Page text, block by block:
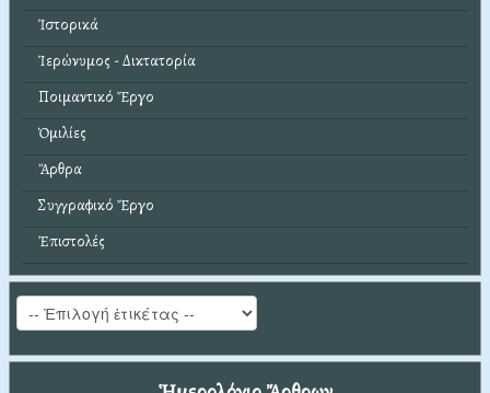
Ἱστορικά
Ἱερώνυμος - Δικτατορία
Ποιμαντικό Ἔργο
Ὁμιλίες
Ἄρθρα
Συγγραφικό Ἔργο
Ἐπιστολές